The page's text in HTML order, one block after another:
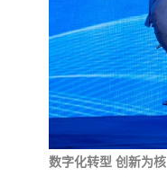
数字化转型 创新为核